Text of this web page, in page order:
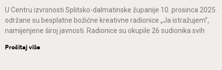
U Centru izvrsnosti Splitsko-dalmatinske županije 10. prosinca 2025.
održane su besplatne božićne kreativne radionice „Ja istražujem”,
namijenjene široj javnosti. Radionice su okupile 26 sudionika svih
Pročitaj više